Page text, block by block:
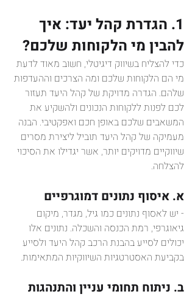
1. הגדרת קהל יעד: איך
להבין מי הלקוחות שלכם?
כדי להצליח בשיווק דיגיטלי, חשוב מאוד לדעת
מי הם הלקוחות שלכם ומה הצרכים וההעדפות
שלהם. הגדרה מדויקת של קהל היעד תעזור
לכם לפנות ללקוחות הנכונים ולהשקיע את
המשאבים שלכם באופן חכם ואפקטיבי. הבנה
מעמיקה של קהל היעד תוביל ליצירת מסרים
שיווקיים מדויקים יותר, אשר יגדילו את הסיכוי
להצלחה.
א. איסוף נתונים דמוגרפיים
- יש לאסוף נתונים כמו גיל, מגדר, מיקום
גיאוגרפי, רמת הכנסה והשכלה. נתונים אלו
יכולים לסייע בהבנת הרכב קהל היעד ולסייע
בקביעת האסטרטגיות השיווקיות המתאימות.
ב. ניתוח תחומי עניין והתנהגות